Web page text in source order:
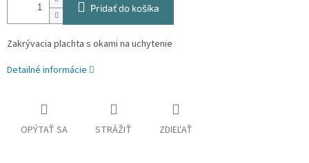
Pridať do košíka
Zakrývacia plachta s okami na uchytenie
Detailné informácie
OPÝTAŤ SA STRÁŽIŤ ZDIEĽAŤ